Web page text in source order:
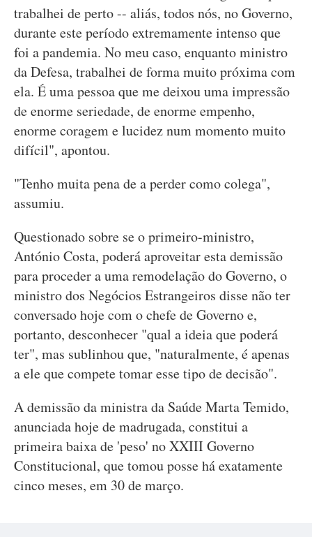
trabalhei de perto -- aliás, todos nós, no Governo,
durante este período extremamente intenso que
foi a pandemia. No meu caso, enquanto ministro
da Defesa, trabalhei de forma muito próxima com
ela. É uma pessoa que me deixou uma impressão
de enorme seriedade, de enorme empenho,
enorme coragem e lucidez num momento muito
difícil", apontou.
"Tenho muita pena de a perder como colega",
assumiu.
Questionado sobre se o primeiro-ministro,
António Costa, poderá aproveitar esta demissão
para proceder a uma remodelação do Governo, o
ministro dos Negócios Estrangeiros disse não ter
conversado hoje com o chefe de Governo e,
portanto, desconhecer "qual a ideia que poderá
ter", mas sublinhou que, "naturalmente, é apenas
a ele que compete tomar esse tipo de decisão".
A demissão da ministra da Saúde Marta Temido,
anunciada hoje de madrugada, constitui a
primeira baixa de 'peso' no XXIII Governo
Constitucional, que tomou posse há exatamente
cinco meses, em 30 de março.